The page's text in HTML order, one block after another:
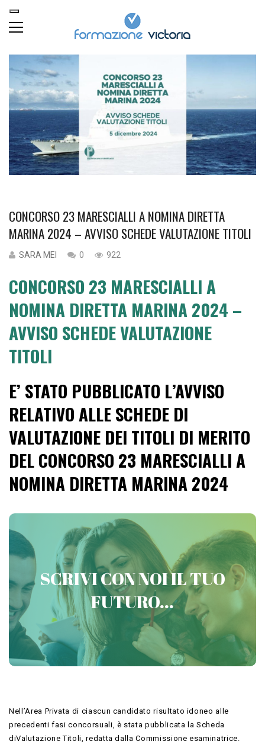
CONCORSO 23 MARESCIALLI A NOMINA DIRETTA
MARINA 2024 – AVVISO SCHEDE VALUTAZIONE TITOLI
SARA MEI 0 922
CONCORSO 23 MARESCIALLI A
NOMINA DIRETTA MARINA 2024 –
AVVISO SCHEDE VALUTAZIONE
TITOLI
E’ STATO PUBBLICATO L’AVVISO
RELATIVO ALLE SCHEDE DI
VALUTAZIONE DEI TITOLI DI MERITO
DEL CONCORSO 23 MARESCIALLI A
NOMINA DIRETTA MARINA 2024
SCRIVI CON NOI IL TUO
FUTURO...
PREPARATI CON VICTORIA
CONCORSI MILITARI
Contattaci
Nell’Area Privata di ciascun candidato risultato idoneo alle
precedenti fasi concorsuali, è stata pubblicata la Scheda
diValutazione Titoli, redatta dalla Commissione esaminatrice.